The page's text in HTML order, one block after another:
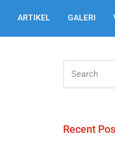
ARTIKEL GALERI
FOR:
Recent